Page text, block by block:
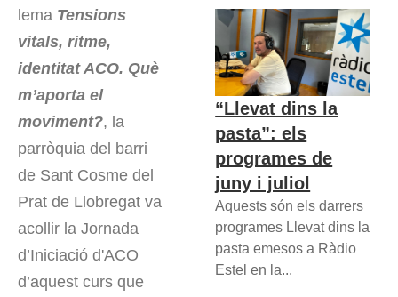
lema Tensions
vitals, ritme,
identitat ACO. Què
m’aporta el
moviment?, la
parròquia del barri
de Sant Cosme del
Prat de Llobregat va
acollir la Jornada
d’Iniciació d'ACO
d’aquest curs que
“Llevat dins la
pasta”: els
programes de
juny i juliol
Aquests són els darrers
programes Llevat dins la
pasta emesos a Ràdio
Estel en la...